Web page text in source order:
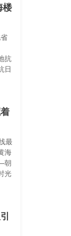
楼
抗
日
最
海
朝
光